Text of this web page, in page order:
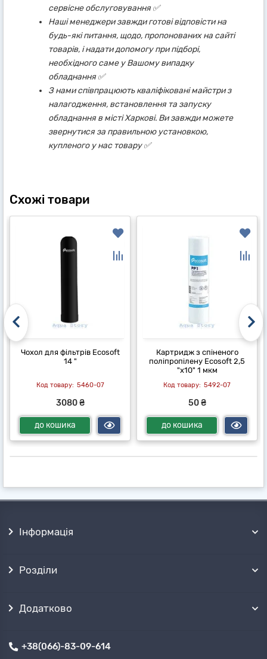
сервісне обслуговування ✅
Наші менеджери завжди готові відповісти на
будь-які питання, щодо, пропонованих на сайті
товарів, і надати допомогу при підборі,
необхідного саме у Вашому випадку
обладнання ✅
З нами співпрацюють кваліфіковані майстри з
налагодження, встановлення та запуску
обладнання в місті Харкові. Ви завжди можете
звернутися за правильною установкою,
купленого у нас товару ✅
Схожі товари
Чохол для фільтрів Ecosoft
14 "
5460-07
3080 ₴
до кошика
Картридж з спіненого
поліпропілену Ecosoft 2,5
"x10" 1 мкм
5492-07
50 ₴
до кошика
Інформація
Розділи
Додатково
+38(066)-83-09-614